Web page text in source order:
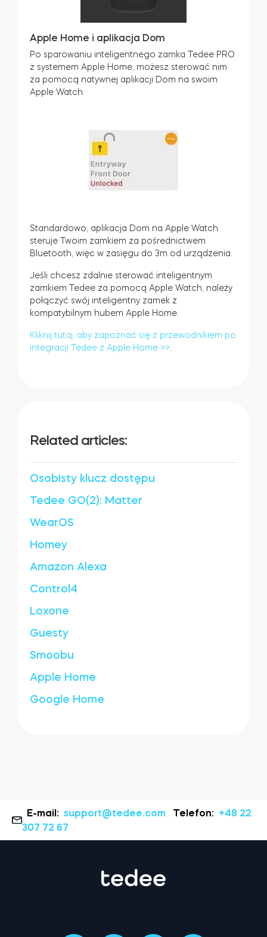
Apple Home i aplikacja Dom
Po sparowaniu inteligentnego zamka Tedee PRO
z systemem Apple Home, możesz sterować nim
za pomocą natywnej aplikacji Dom na swoim
Apple Watch.
Standardowo, aplikacja Dom na Apple Watch
steruje Twoim zamkiem za pośrednictwem
Bluetooth, więc w zasięgu do 3m od urządzenia.
Jeśli chcesz zdalnie sterować inteligentnym
zamkiem Tedee za pomocą Apple Watch, należy
połączyć swój inteligentny zamek z
kompatybilnym hubem Apple Home.
Kliknij tutaj, aby zapoznać się z przewodnikiem po
integracji Tedee z Apple Home >>
Related articles:
Osobisty klucz dostępu
Tedee GO(2): Matter
WearOS
Homey
Amazon Alexa
Control4
Loxone
Guesty
Smoobu
Apple Home
Google Home
E-mail: support@tedee.com Telefon: +48 22
307 72 67